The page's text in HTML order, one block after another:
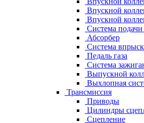
Впускной
Впускной
Система подачи
Абсорбер
Система
Педаль газа
Система
Выпускной
Выхлопная
Трансмиссия
Приводы
Цилиндры
Сцепление